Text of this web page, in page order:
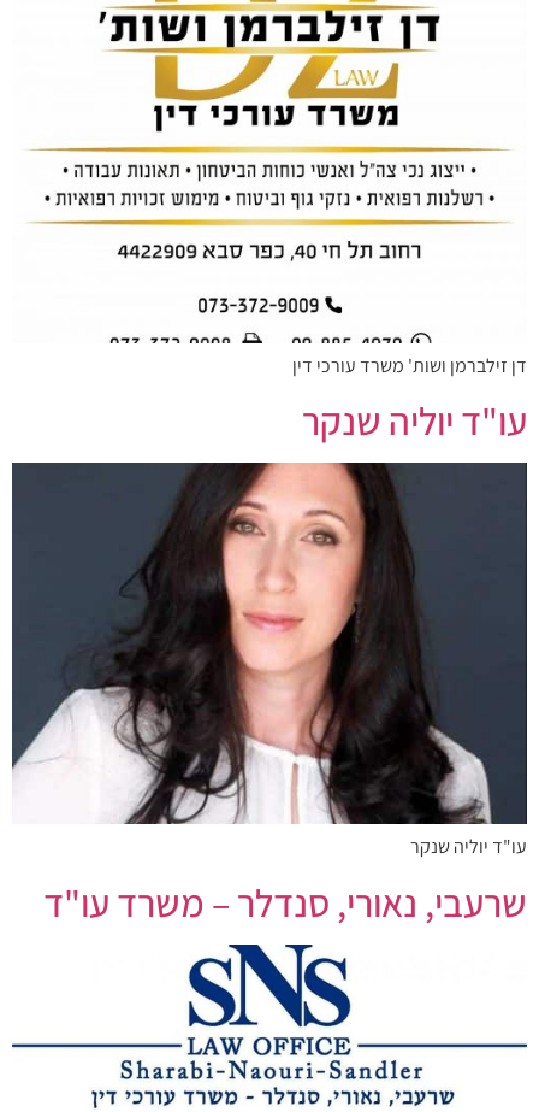
דן זילברמן ושות' משרד עורכי דין
עו"ד יוליה שנקר
עו"ד יוליה שנקר
שרעבי, נאורי, סנדלר – משרד עו"ד